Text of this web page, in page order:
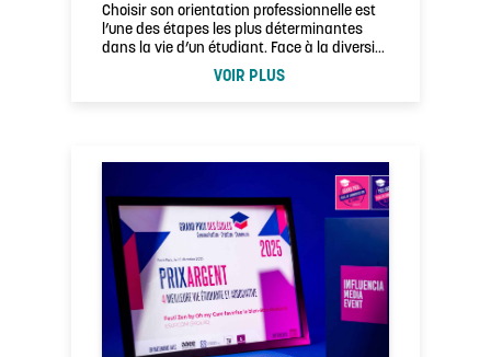
Choisir son orientation professionnelle est
l’une des étapes les plus déterminantes
dans la vie d’un étudiant. Face à la diversité
VOIR PLUS